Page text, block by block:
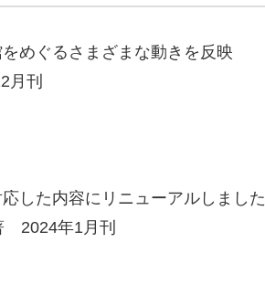
めぐるさまざまな動きを反映
刊
した内容にリニューアルしました
2024年1月刊